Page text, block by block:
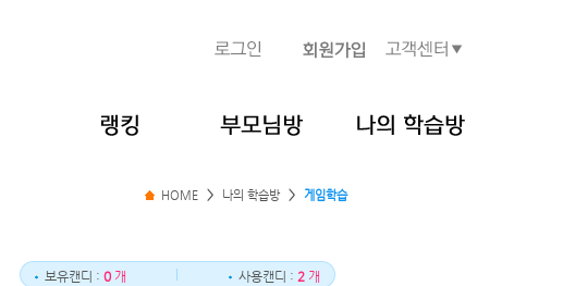
HOME > 나의 학습방 > 게임학습
보유캔디 : 0개 사용캔디 : 2개